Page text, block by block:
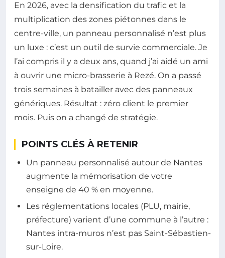
En 2026, avec la densification du trafic et la
multiplication des zones piétonnes dans le
centre-ville, un panneau personnalisé n’est plus
un luxe : c’est un outil de survie commerciale. Je
l’ai compris il y a deux ans, quand j’ai aidé un ami
à ouvrir une micro-brasserie à Rezé. On a passé
trois semaines à batailler avec des panneaux
génériques. Résultat : zéro client le premier
mois. Puis on a changé de stratégie.
POINTS CLÉS À RETENIR
Un panneau personnalisé autour de Nantes
augmente la mémorisation de votre
enseigne de 40 % en moyenne.
Les réglementations locales (PLU, mairie,
préfecture) varient d’une commune à l’autre :
Nantes intra-muros n’est pas Saint-Sébastien-
sur-Loire.